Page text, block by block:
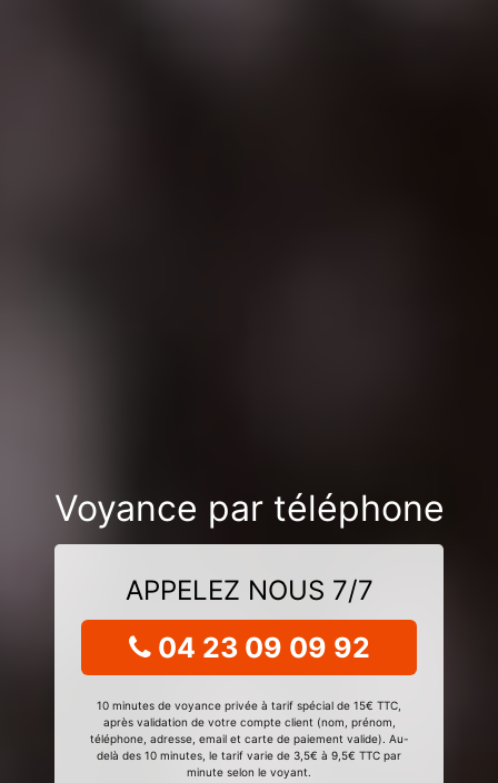
Voyance par téléphone
APPELEZ NOUS 7/7
04 23 09 09 92
10 minutes de voyance privée à tarif spécial de 15€ TTC,
après validation de votre compte client (nom, prénom,
téléphone, adresse, email et carte de paiement valide). Au-
delà des 10 minutes, le tarif varie de 3,5€ à 9,5€ TTC par
minute selon le voyant.